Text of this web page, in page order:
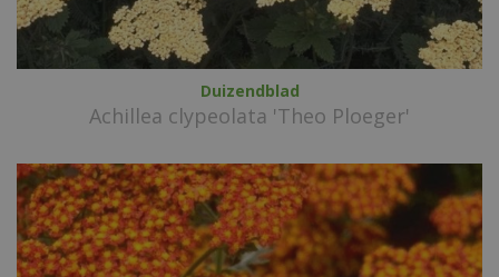
Duizendblad
Achillea clypeolata 'Theo Ploeger'